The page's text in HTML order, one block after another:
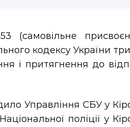
(самовільне
кодексу України
і притягнення до
Управління СБУ у
поліції у